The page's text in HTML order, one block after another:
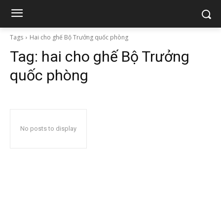
Tags Hai cho ghế Bộ Trưởng quốc phòng
Tag: hai cho ghế Bộ Trưởng
quốc phòng
No posts to display